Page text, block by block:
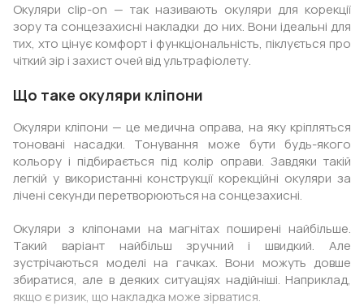
Окуляри clip-on — так називають окуляри для корекції
зору та сонцезахисні накладки до них. Вони ідеальні для
тих, хто цінує комфорт і функціональність, піклується про
чіткий зір і захист очей від ультрафіолету.
Що таке окуляри кліпони
Окуляри кліпони — це медична оправа, на яку кріпляться
тоновані насадки. Тонування може бути будь-якого
кольору і підбирається під колір оправи. Завдяки такій
легкій у використанні конструкції корекційні окуляри за
лічені секунди перетворюються на сонцезахисні.
Окуляри з кліпонами на магнітах поширені найбільше.
Такий варіант найбільш зручний і швидкий. Але
зустрічаються моделі на гачках. Вони можуть довше
збиратися, але в деяких ситуаціях надійніші. Наприклад,
якщо є ризик, що накладка може зірватися.